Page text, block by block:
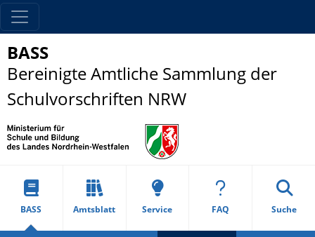
BASS
Bereinigte Amtliche Sammlung der
Schulvorschriften NRW
BASS Amtsblatt Service FAQ Suche